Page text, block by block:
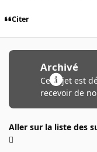
Citer
Archivé
Ce sujet est
recevoir de
Aller sur la liste des